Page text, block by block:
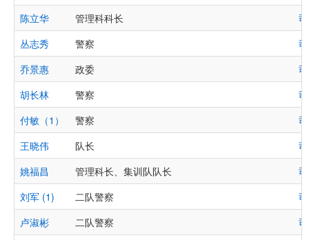
陈立华
管理科科长
丛志秀
警察
乔景惠
政委
胡长林
警察
付敏（1）
警察
王晓伟
队长
姚福昌
管理科长、集训队队长
刘军 (1)
二队警察
卢淑彬
二队警察